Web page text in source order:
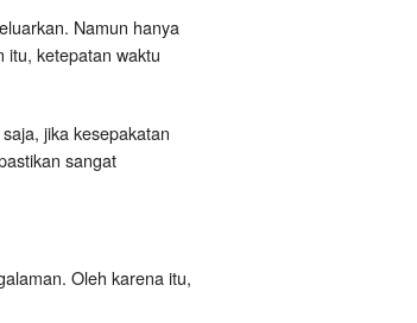
Namun hanya
itu, ketepatan waktu
jika kesepakatan
sangat
Oleh karena itu,